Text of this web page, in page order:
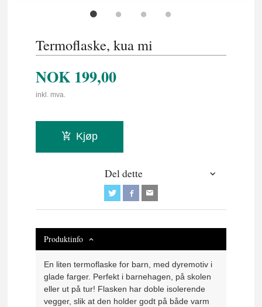
Termoflaske, kua mi
NOK 199,00
inkl. mva.
Kjøp
Del dette
Produktinfo
En liten termoflaske for barn, med dyremotiv i
glade farger. Perfekt i barnehagen, på skolen
eller ut på tur! Flasken har doble isolerende
vegger, slik at den holder godt på både varm